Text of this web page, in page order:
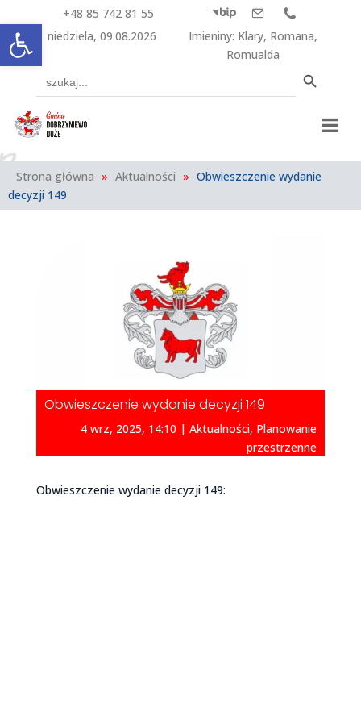
Otwórz pasek narzędzi
+48 85 742 81 55   
niedziela, 09.08.2026 Imieniny: Klary, Romana,
Romualda
for:
Strona główna » Aktualności » Obwieszczenie wydanie
decyzji 149
Obwieszczenie wydanie decyzji 149
4 wrz, 2025, 14:10 |Aktualności, Planowanie
przestrzenne
Obwieszczenie wydanie decyzji 149: